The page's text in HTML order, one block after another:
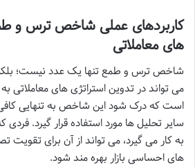
کاربردهای عملی شاخص ترس و
های معاملاتی
شاخص ترس و طمع تنها یک عدد نیست؛ بلکه
می تواند در تدوین استراتژی های معاملاتی
است که درک شود این شاخص به تنهایی کافی
سایر تحلیل ها مورد استفاده قرار گیرد.
به کار می گیرد، می تواند از آن برای تقویت
های احساسی بازار بهره مند شود.